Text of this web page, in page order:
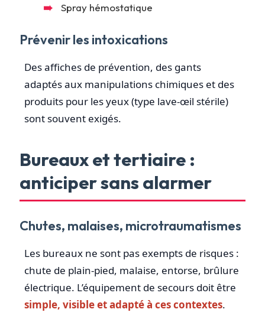
Spray hémostatique
Prévenir les intoxications
Des affiches de prévention, des gants
adaptés aux manipulations chimiques et des
produits pour les yeux (type lave-œil stérile)
sont souvent exigés.
Bureaux et tertiaire :
anticiper sans alarmer
Chutes, malaises, microtraumatismes
Les bureaux ne sont pas exempts de risques :
chute de plain-pied, malaise, entorse, brûlure
électrique. L’équipement de secours doit être
simple, visible et adapté à ces contextes.